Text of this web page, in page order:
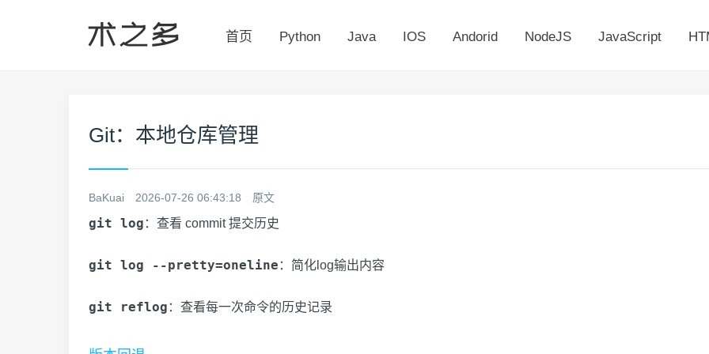
首页 Python Java IOS Andorid NodeJS JavaScript
Git：本地仓库管理
BaKuai 2026-07-26 06:43:18 原文
git log ：查看 commit 提交历史
git log --pretty=oneline ：简化log输出内容
git reflog ：查看每一次命令的历史记录